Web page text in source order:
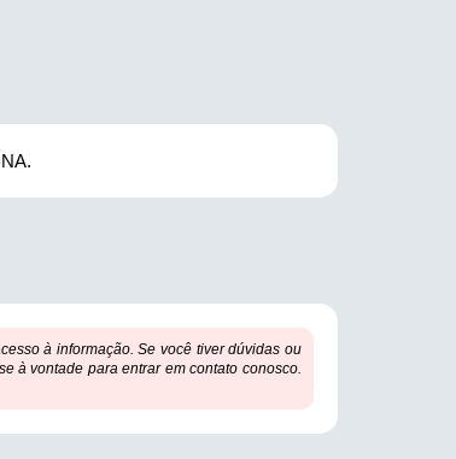
à informação. Se você tiver dúvidas ou
à vontade para entrar em contato conosco.